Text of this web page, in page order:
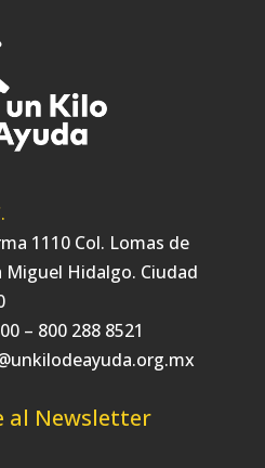
1110 Col. Lomas de
Miguel Hidalgo. Ciudad
– 800 288 8521
al Newsletter